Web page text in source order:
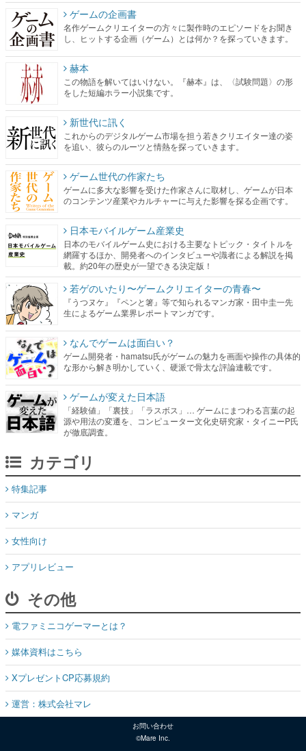
ゲームの企画書
名作ゲームクリエイターの方々に製作時のエピソードをお聞き
し、ヒットする企画（ゲーム）とは何か？を探っていきます。
赫本
この物語を解いてはいけない。『赫本』は、〈試験問題〉の形
をした短編ホラー小説集です。
新世代に訊く
これからのデジタルゲーム市場を担う若きクリエイター達の姿
を追い、彼らのルーツと情熱を探っていきます。
ゲーム世代の作家たち
ゲームに多大な影響を受けた作家さんに取材し、ゲームが日本
のコンテンツ産業やカルチャーに与えた影響を探る企画です。
日本モバイルゲーム産業史
日本のモバイルゲーム史における主要なトピック・タイトルを
網羅するほか、開発者へのインタビューや識者による解説を掲
載。約20年の歴史が一望できる決定版！
若ゲのいたり〜ゲームクリエイターの青春〜
『うつヌケ』『ペンと箸』等で知られるマンガ家・田中圭一先
生によるゲーム業界レポートマンガです。
なんでゲームは面白い？
ゲーム開発者・hamatsu氏がゲームの魅力を画面や操作の具体的
な形から解き明かしていく、硬派で骨太な評論連載です。
ゲームが変えた日本語
「経験値」「裏技」「ラスボス」… ゲームにまつわる言葉の起
源や用法の変遷を、コンピューター文化史研究家・タイニーP氏
が徹底調査。
カテゴリ
特集記事
マンガ
女性向け
アプリレビュー
その他
電ファミニコゲーマーとは？
媒体資料はこちら
XプレゼントCP応募規約
運営：株式会社マレ
お問い合わせ
©Mare Inc.